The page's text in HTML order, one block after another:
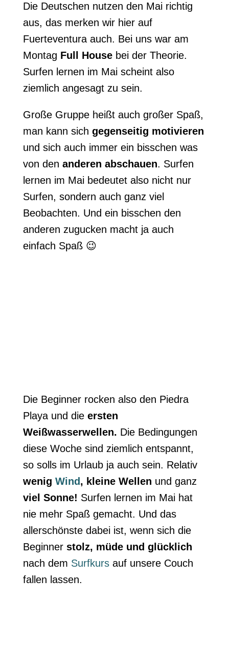
Die Deutschen nutzen den Mai richtig
aus, das merken wir hier auf
Fuerteventura auch. Bei uns war am
Montag Full Housebei der Theorie.
Surfen lernen im Mai scheint also
ziemlich angesagt zu sein.
Große Gruppe heißt auch großer Spaß,
man kann sich gegenseitig motivieren
und sich auch immer ein bisschen was
von den anderen abschauen. Surfen
lernen im Mai bedeutet also nicht nur
Surfen, sondern auch ganz viel
Beobachten. Und ein bisschen den
anderen zugucken macht ja auch
einfach Spaß 😉
Die Beginner rocken also den Piedra
Playa und die ersten
Weißwasserwellen. Die Bedingungen
diese Woche sind ziemlich entspannt,
so solls im Urlaub ja auch sein. Relativ
wenig Wind , kleine Wellen und ganz
viel Sonne! Surfen lernen im Mai hat
nie mehr Spaß gemacht. Und das
allerschönste dabei ist, wenn sich die
Beginner stolz, müde und glücklich
nach dem Surfkursauf unsere Couch
fallen lassen.